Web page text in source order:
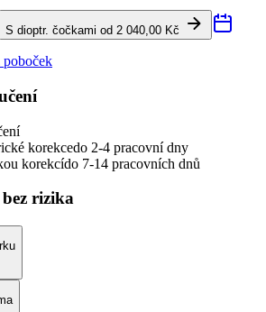
S dioptr. čočkami od 2 040,00 Kč
poboček
korekcedo 2-4 pracovní dny
korekcído 7-14 pracovních dnů
rizika